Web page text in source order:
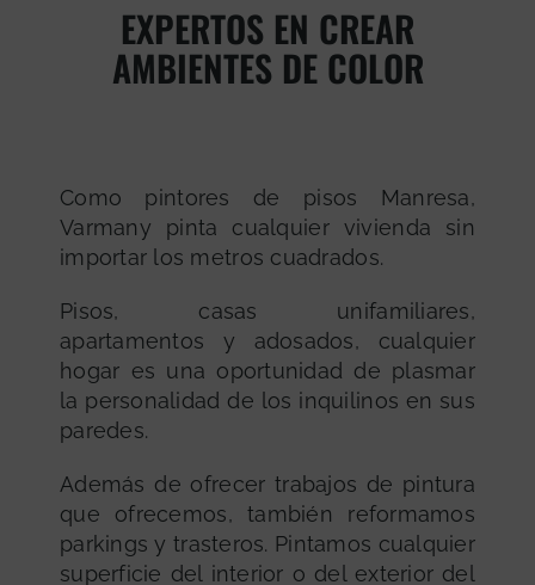
EXPERTOS EN CREAR
AMBIENTES DE COLOR
Como pintores de pisos Manresa,
Varmany pinta cualquier vivienda sin
importar los metros cuadrados.
Pisos, casas unifamiliares,
apartamentos y adosados, cualquier
hogar es una oportunidad de plasmar
la personalidad de los inquilinos en sus
paredes.
Además de ofrecer trabajos de pintura
que ofrecemos, también reformamos
parkings y trasteros. Pintamos cualquier
superficie del interior o del exterior del